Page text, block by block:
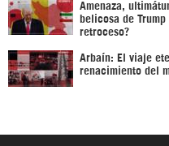
Amenaza,
belicosa de
retroceso?
Arbaín: El viaje
renacimiento del